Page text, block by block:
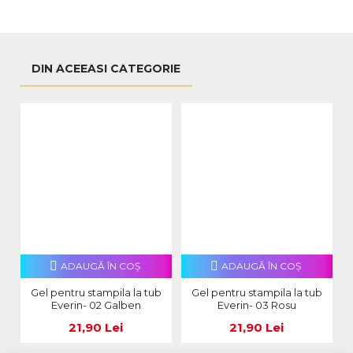
DIN ACEEASI CATEGORIE
Gel pentru stampila la tub
Everin- 02 Galben
21,90 Lei
ADAUGĂ ÎN COŞ
Gel pentru stampila la tub
Everin- 03 Rosu
21,90 Lei
ADAUGĂ ÎN COŞ